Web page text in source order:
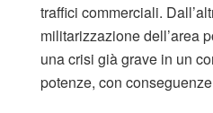
traffici commerciali.
militarizzazione dell’area
una crisi già grave in un
potenze, con